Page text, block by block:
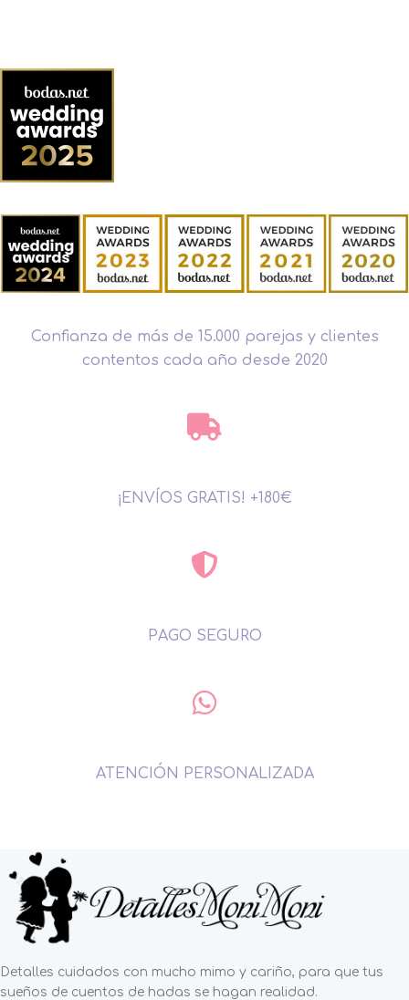
Confianza de más de 15.000 parejas y clientes
contentos cada año desde 2020
¡ENVÍOS GRATIS! +180€
PAGO SEGURO
ATENCIÓN PERSONALIZADA
Detalles cuidados con mucho mimo y cariño, para que tus
sueños de cuentos de hadas se hagan realidad.